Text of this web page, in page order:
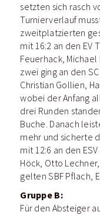
setzten sich rasch
Turnierverlauf
zweitplatzierten
mit 16:2 an den EV
Feuerhack, Michael
zwei ging an den
Christian Gollien,
wobei der Anfang
drei Runden
Buche. Danach
mehr und sicherte
mit 12:6 an den
Höck, Otto
gelten SBF Pflach,
Gruppe B:
Für den Absteiger